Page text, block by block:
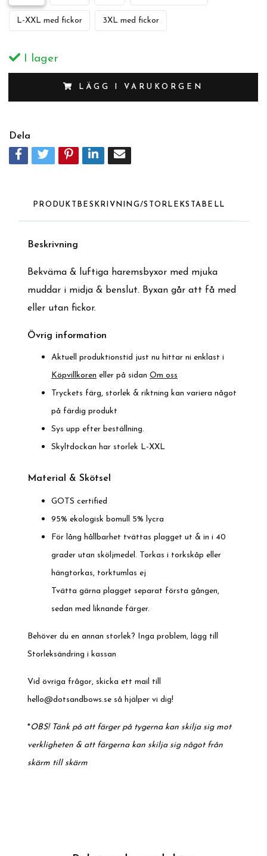
L-XXL med fickor 3XL med fickor
I lager
LÄGG I VARUKORGEN
Dela
PRODUKTBESKRIVNING/STORLEKSTABELL
Beskrivning
Bekväma & luftiga haremsbyxor med mjuka
muddar i midja & benslut. Byxan går att få med
eller utan fickor.
Övrig information
Aktuell produktionstid just nu hittar ni enklast i
Köpvillkoren eller på sidan Om oss
Tryckets färg, storlek & riktning kan variera något
på färdig produkt
Sys upp efter beställning.
Skyltdockan har storlek L-XXL
Material & Skötsel
GOTS certified
95% ekologisk bomull 5% lycra
För lång hållbarhet tvättas plagget ut & in i 40
grader utan sköljmedel. Torkas i torkskåp eller
hängtorkas, torktumlas ej
Tvätta gärna plagget separat första gången,
sedan med liknande färger.
Behöver du en annan storlek? Inga problem, lägg till
Storleksändring i kassan
Vid övriga frågor, skicka ett mail till
hello@dotsandbows.se så hjälper vi dig!
*OBS! Tänk på att färger på tygerna kan skilja sig mot
verkligheten & att färgerna kan skilja sig något från
skärm till skärm